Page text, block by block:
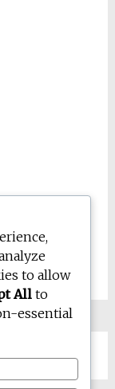
to allow
All to
essential